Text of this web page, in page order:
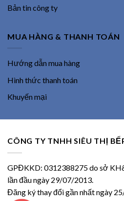
Bản tin công ty
MUA HÀNG & THANH TOÁN
Hướng dẫn mua hàng
Hình thức thanh toán
Khuyến mại
CÔNG TY TNHH SIÊU THỊ
GPĐKKD: 0312388275 do sở
lần đầu ngày 29/07/2013.
Đăng ký thay đổi gần nhất ngày